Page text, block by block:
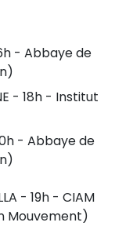
- Abbaye de
- 18h - Institut
- Abbaye de
- 19h - CIAM
Mouvement)